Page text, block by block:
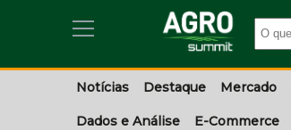
Notícias Destaque Mercado
Dados e Análise E-Commerce